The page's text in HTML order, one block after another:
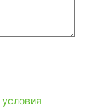
условия